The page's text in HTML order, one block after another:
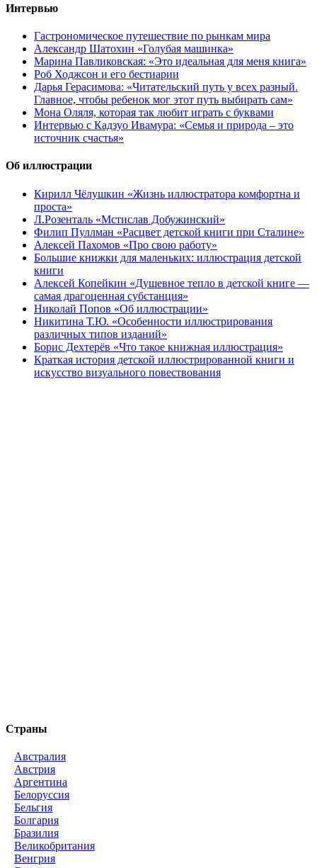
Интервью
Гастрономическое путешествие по рынкам мира
Александр Шатохин «Голубая машинка»
Марина Павликовская: «Это идеальная для меня книга»
Роб Ходжсон и его бестиарии
Дарья Герасимова: «Читательский путь у всех разный.
Главное, чтобы ребенок мог этот путь выбирать сам»
Мона Оляля, которая так любит играть с буквами
Интервью с Кадзуо Ивамура: «Семья и природа – это
источник счастья»
Об иллюстрации
Кирилл Чёлушкин «Жизнь иллюстратора комфортна и
проста»
Л.Розенталь «Мстислав Добужинский»
Филип Пуллман «Расцвет детской книги при Сталине»
Алексей Пахомов «Про свою работу»
Большие книжки для маленьких: иллюстрация детской
книги
Алексей Копейкин «Душевное тепло в детской книге —
самая драгоценная субстанция»
Николай Попов «Об иллюстрации»
Никитина Т.Ю. «Особенности иллюстрирования
различных типов изданий»
Борис Дехтерёв «Что такое книжная иллюстрация»
Краткая история детской иллюстрированной книги и
искусство визуального повествования
Страны
Австралия
Австрия
Аргентина
Белоруссия
Бельгия
Болгария
Бразилия
Великобритания
Венгрия